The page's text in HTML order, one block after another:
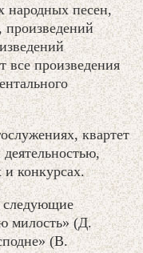
народных песен,
произведений
все произведения
квартет
и конкурсах.
следующие
милость» (Д.
(В.